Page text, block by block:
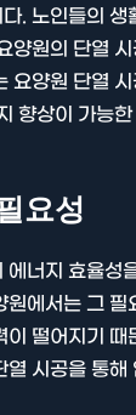
. 노인들의 생
양원의 단열
요양원 단열
향상이 가능
요성
에너지 효율성
원에서는 그
이 떨어지기 때
열 시공을 통